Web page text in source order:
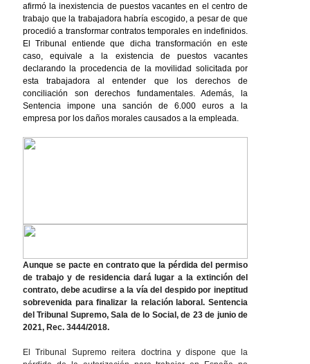
afirmó la inexistencia de puestos vacantes en el centro de
trabajo que la trabajadora habría escogido, a pesar de que
procedió a transformar contratos temporales en indefinidos.
El Tribunal entiende que dicha transformación en este
caso, equivale a la existencia de puestos vacantes
declarando la procedencia de la movilidad solicitada por
esta trabajadora al entender que los derechos de
conciliación son derechos fundamentales. Además, la
Sentencia impone una sanción de 6.000 euros a la
empresa por los daños morales causados a la empleada.
Aunque se pacte en contrato que la pérdida del permiso
de trabajo y de residencia dará lugar a la extinción del
contrato, debe acudirse a la vía del despido por ineptitud
sobrevenida para finalizar la relación laboral. Sentencia
del Tribunal Supremo, Sala de lo Social, de 23 de junio de
2021, Rec. 3444/2018.
El Tribunal Supremo reitera doctrina y dispone que la